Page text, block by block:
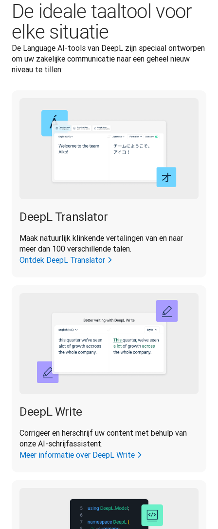
De ideale taaltool voor
elke situatie
De Language AI-tools van DeepL zijn speciaal ontworpen
om uw zakelijke communicatie naar een geheel nieuw
niveau te tillen:
DeepL Translator
Maak natuurlijk klinkende vertalingen van en naar
meer dan 100 verschillende talen.
Ontdek DeepL Translator
DeepL Write
Corrigeer en herschrijf uw content met behulp van
onze AI-schrijfassistent.
Meer informatie over DeepL Write